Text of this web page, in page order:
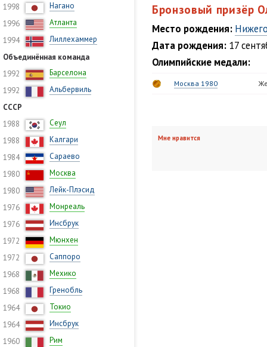
1998
Нагано
1996
Атланта
1994
Лиллехаммер
Объединённая команда
1992
Барселона
1992
Альбервиль
СССР
1988
Сеул
1988
Калгари
1984
Сараево
1980
Москва
1980
Лейк-Плэсид
1976
Монреаль
1976
Инсбрук
1972
Мюнхен
1972
Саппоро
1968
Мехико
1968
Гренобль
1964
Токио
1964
Инсбрук
1960
Рим
Бронзовый призёр
Место рождения:
Дата рождения: 17
Олимпийские медали:
Москва 1980
Мне нравится